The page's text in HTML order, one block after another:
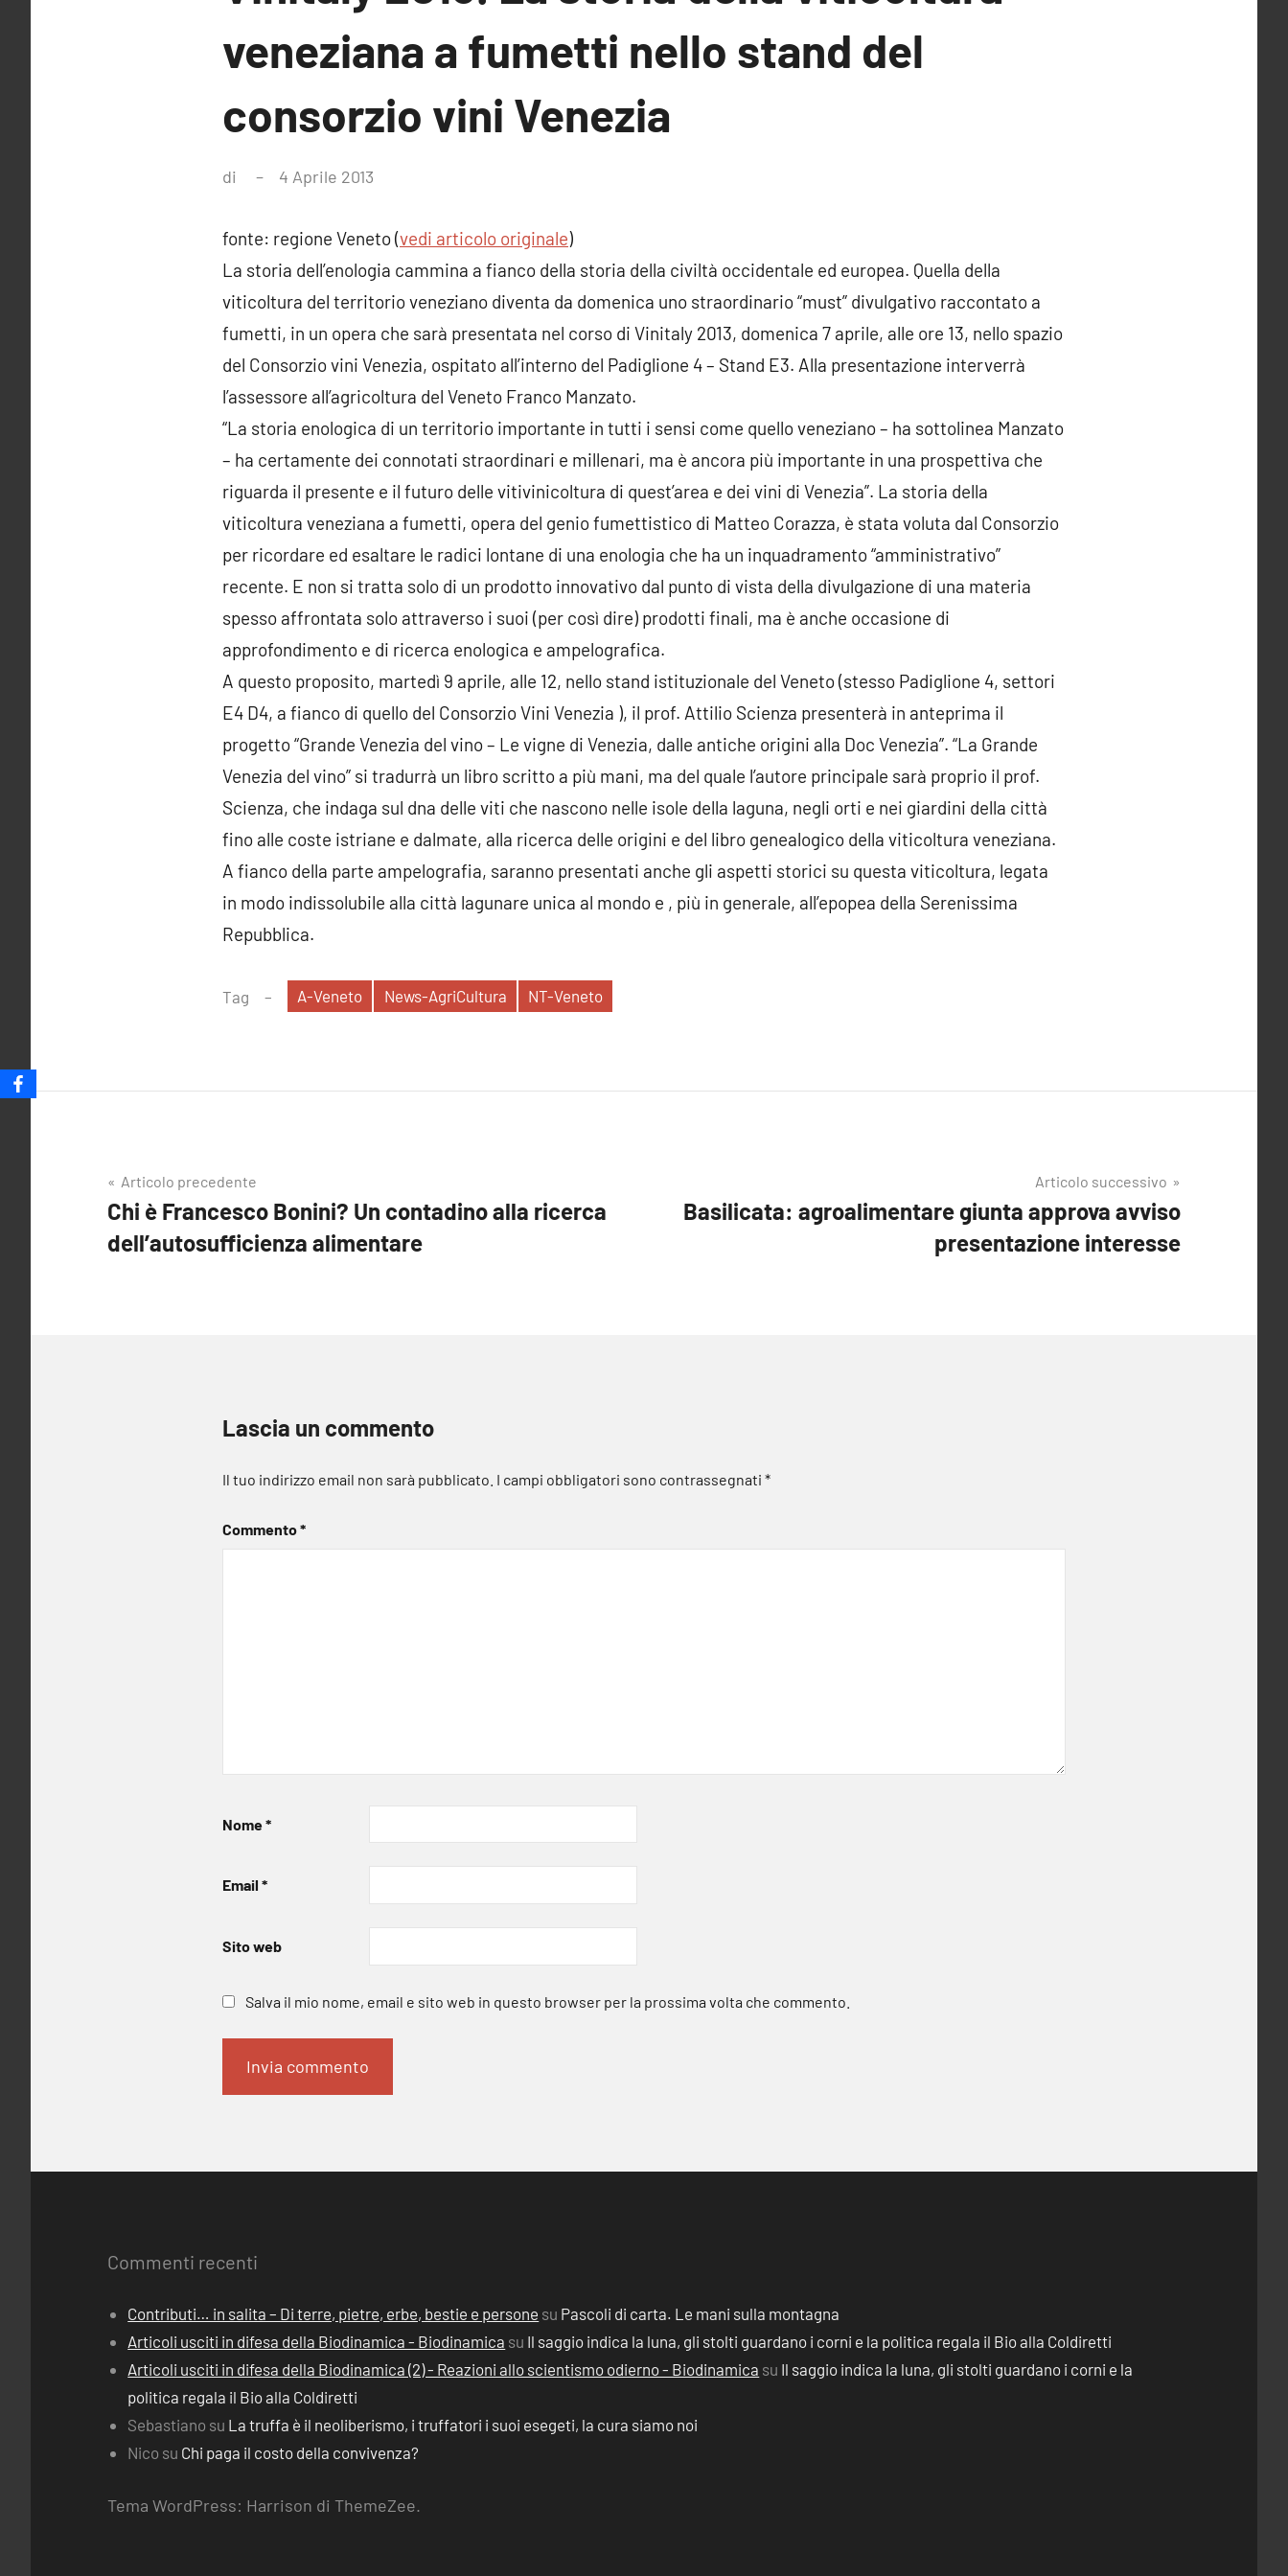
veneziana a fumetti nello stand del
consorzio vini Venezia
di 4 Aprile 2013
fonte: regione Veneto (vedi articolo originale)
La storia dell’enologia cammina a fianco della storia della civiltà occidentale ed europea. Quella della
viticoltura del territorio veneziano diventa da domenica uno straordinario “must” divulgativo raccontato a
fumetti, in un opera che sarà presentata nel corso di Vinitaly 2013, domenica 7 aprile, alle ore 13, nello spazio
del Consorzio vini Venezia, ospitato all’interno del Padiglione 4 – Stand E3. Alla presentazione interverrà
l’assessore all’agricoltura del Veneto Franco Manzato.
“La storia enologica di un territorio importante in tutti i sensi come quello veneziano – ha sottolinea Manzato
– ha certamente dei connotati straordinari e millenari, ma è ancora più importante in una prospettiva che
riguarda il presente e il futuro delle vitivinicoltura di quest’area e dei vini di Venezia”. La storia della
viticoltura veneziana a fumetti, opera del genio fumettistico di Matteo Corazza, è stata voluta dal Consorzio
per ricordare ed esaltare le radici lontane di una enologia che ha un inquadramento “amministrativo”
recente. E non si tratta solo di un prodotto innovativo dal punto di vista della divulgazione di una materia
spesso affrontata solo attraverso i suoi (per così dire) prodotti finali, ma è anche occasione di
approfondimento e di ricerca enologica e ampelografica.
A questo proposito, martedì 9 aprile, alle 12, nello stand istituzionale del Veneto (stesso Padiglione 4, settori
E4 D4, a fianco di quello del Consorzio Vini Venezia ), il prof. Attilio Scienza presenterà in anteprima il
progetto “Grande Venezia del vino – Le vigne di Venezia, dalle antiche origini alla Doc Venezia”. “La Grande
Venezia del vino” si tradurrà un libro scritto a più mani, ma del quale l’autore principale sarà proprio il prof.
Scienza, che indaga sul dna delle viti che nascono nelle isole della laguna, negli orti e nei giardini della città
fino alle coste istriane e dalmate, alla ricerca delle origini e del libro genealogico della viticoltura veneziana.
A fianco della parte ampelografia, saranno presentati anche gli aspetti storici su questa viticoltura, legata
in modo indissolubile alla città lagunare unica al mondo e , più in generale, all’epopea della Serenissima
Repubblica.
Tag A-Veneto News-AgriCultura NT-Veneto
Navigazione
articoli
Articolo precedente
Chi è Francesco Bonini? Un contadino alla ricerca
dell’autosufficienza alimentare
Articolo successivo
Basilicata: agroalimentare giunta approva avviso
presentazione interesse
Lascia un commento
Il tuo indirizzo email non sarà pubblicato. I campi obbligatori sono contrassegnati *
Commento*
Nome*
Email *
Sito web
Salva il mio nome, email e sito web in questo browser per la prossima volta che commento.
Commenti recenti
Contributi… in salita – Di terre, pietre, erbe, bestie e persone su Pascoli di carta. Le mani sulla montagna
Articoli usciti in difesa della Biodinamica - Biodinamica su Il saggio indica la luna, gli stolti guardano i corni e la politica regala il Bio alla Coldiretti
Articoli usciti in difesa della Biodinamica (2) - Reazioni allo scientismo odierno - Biodinamica su Il saggio indica la luna, gli stolti guardano i corni e la
politica regala il Bio alla Coldiretti
Sebastiano su La truffa è il neoliberismo, i truffatori i suoi esegeti, la cura siamo noi
Nico su Chi paga il costo della convivenza?
Tema WordPress: Harrison di ThemeZee.